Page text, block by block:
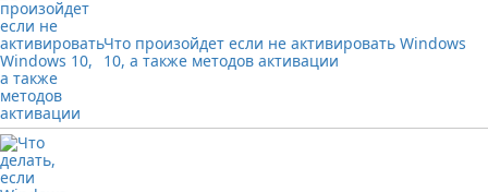
Что произойдет если не активировать Windows
10, а также методов активации